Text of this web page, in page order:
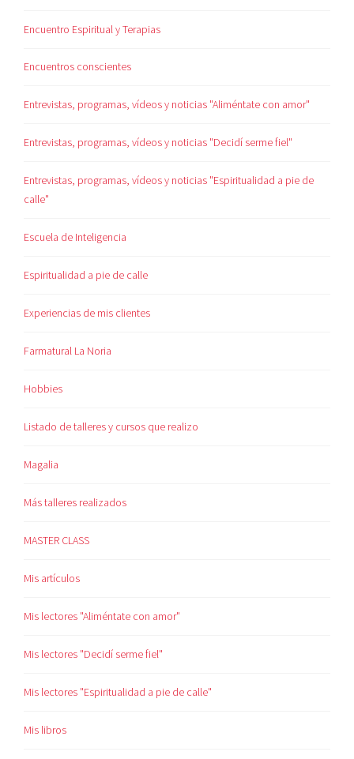
Encuentro Espiritual y Terapias
Encuentros conscientes
Entrevistas, programas, vídeos y noticias "Aliméntate con amor"
Entrevistas, programas, vídeos y noticias "Decidí serme fiel"
Entrevistas, programas, vídeos y noticias "Espiritualidad a pie de
calle"
Escuela de Inteligencia
Espiritualidad a pie de calle
Experiencias de mis clientes
Farmatural La Noria
Hobbies
Listado de talleres y cursos que realizo
Magalia
Más talleres realizados
MASTER CLASS
Mis artículos
Mis lectores "Aliméntate con amor"
Mis lectores "Decidí serme fiel"
Mis lectores "Espiritualidad a pie de calle"
Mis libros